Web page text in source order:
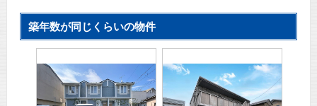
築年数が同じくらいの物件